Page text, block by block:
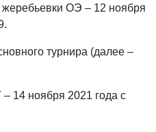
ОЭ – 12 ноября
турнира (далее –
– 14 ноября 2021 года с